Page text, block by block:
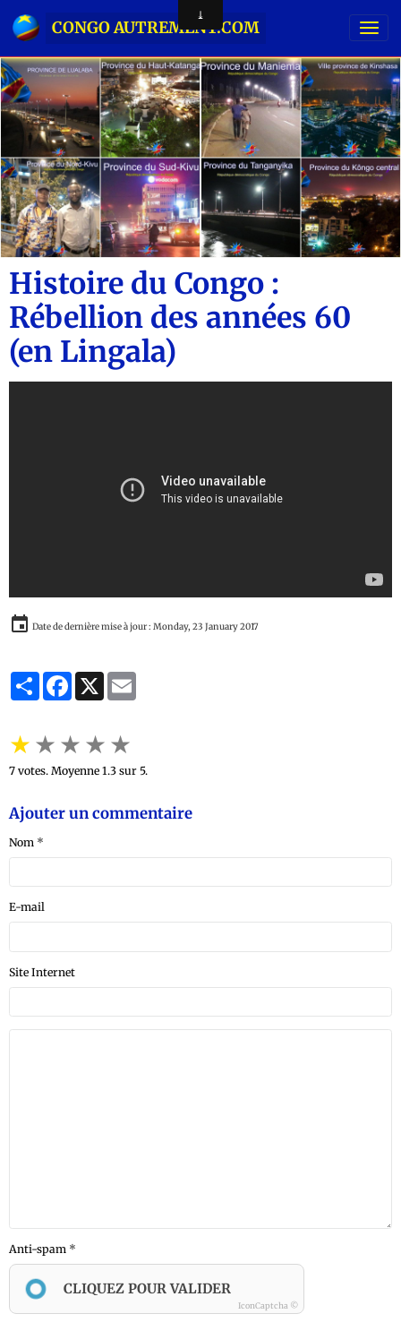
CONGO AUTREMENT.COM
Histoire du Congo :
Rébellion des années 60
(en Lingala)
Date de dernière mise à jour : Monday, 23 January 2017
PartagerFacebook
X
★★★★★
7 votes. Moyenne 1.3 sur 5.
Ajouter un commentaire
Nom
E-mail
Site Internet
Anti-spam
CLIQUEZ POUR VALIDER
IconCaptcha ©